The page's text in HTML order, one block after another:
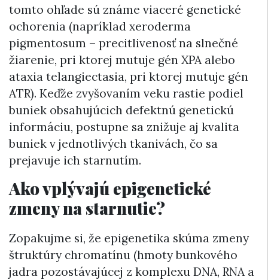
tomto ohľade sú známe viaceré genetické
ochorenia (napríklad xeroderma
pigmentosum – precitlivenosť na slnečné
žiarenie, pri ktorej mutuje gén XPA alebo
ataxia telangiectasia, pri ktorej mutuje gén
ATR). Keďže zvyšovaním veku rastie podiel
buniek obsahujúcich defektnú genetickú
informáciu, postupne sa znižuje aj kvalita
buniek v jednotlivých tkanivách, čo sa
prejavuje ich starnutím.
Ako vplývajú epigenetické
zmeny na starnutie?
Zopakujme si, že epigenetika skúma zmeny
štruktúry chromatínu (hmoty bunkového
jadra pozostávajúcej z komplexu DNA, RNA a